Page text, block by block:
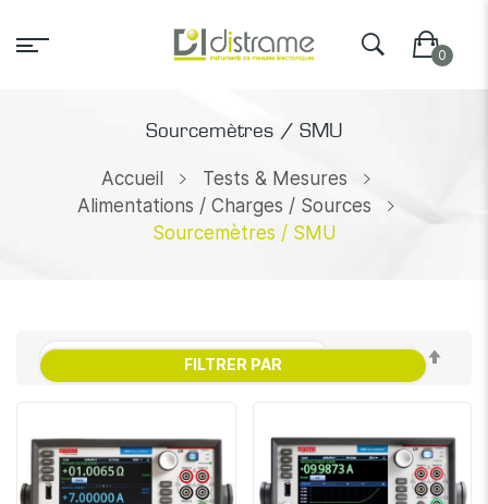
Sourcemètres / SMU
Accueil
Tests & Mesures
Alimentations / Charges / Sources
Sourcemètres / SMU
FILTRER PAR